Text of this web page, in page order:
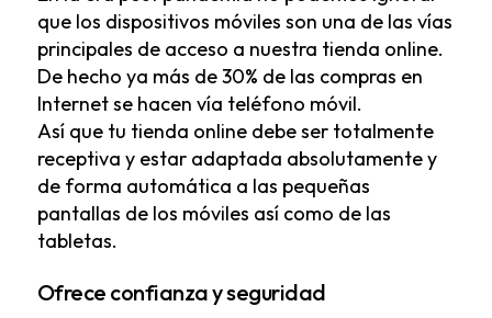
que los dispositivos móviles son una de las vías
principales de acceso a nuestra tienda online.
De hecho ya más de 30% de las compras en
Internet se hacen vía teléfono móvil.
Así que tu tienda online debe ser totalmente
receptiva y estar adaptada absolutamente y
de forma automática a las pequeñas
pantallas de los móviles así como de las
tabletas.
Ofrece confianza y seguridad